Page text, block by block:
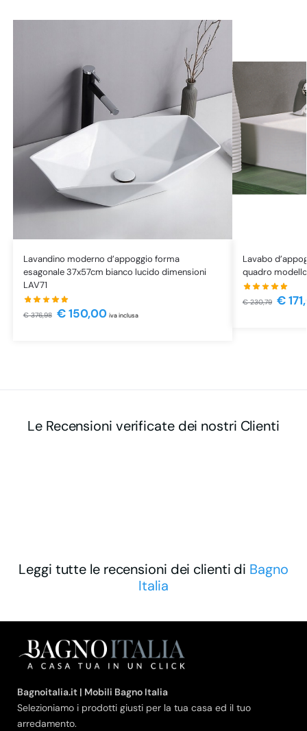
Lavandino moderno d’appoggio forma
esagonale 37x57cm bianco lucido dimensioni
LAV71
€376,98 €150,00 iva inclusa
Lavabo
quadro
€230,79 €
Le Recensioni verificate dei nostri Clienti
Leggi tutte le recensioni dei clienti di Bagno
Italia
Bagnoitalia.it | Mobili Bagno Italia
Selezioniamo i prodotti giusti per la tua casa ed il tuo
arredamento.